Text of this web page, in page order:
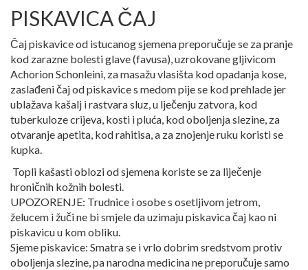
PISKAVICA ČAJ
Čaj piskavice od istucanog sjemena preporučuje se za pranje
kod zarazne bolesti glave (favusa), uzrokovane gljivicom
Achorion Schonleini, za masažu vlasišta kod opadanja kose,
zaslađeni čaj od piskavice s medom pije se kod prehlade jer
ublažava kašalj i rastvara sluz, u lječenju zatvora, kod
tuberkuloze crijeva, kosti i pluća, kod oboljenja slezine, za
otvaranje apetita, kod rahitisa, a za znojenje ruku koristi se
kupka.
Topli kašasti oblozi od sjemena koriste se za liječenje
hroničnih kožnih bolesti.
UPOZORENJE: Trudnice i osobe s osetljivom jetrom,
želucem i žuči ne bi smjele da uzimaju piskavica čaj kao ni
piskavicu u kom obliku.
Sjeme piskavice: Smatra se i vrlo dobrim sredstvom protiv
oboljenja slezine, pa narodna medicina ne preporučuje samo